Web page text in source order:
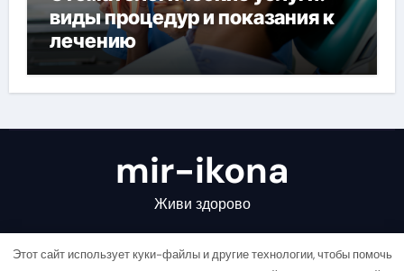
виды процедур и показания к
лечению
mir-ikona
Живи здорово
Этот сайт использует куки-файлы и другие технологии, чтобы помочь